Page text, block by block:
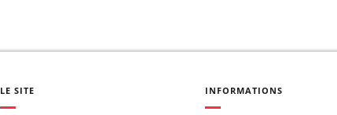
LE SITE INFORMATIONS